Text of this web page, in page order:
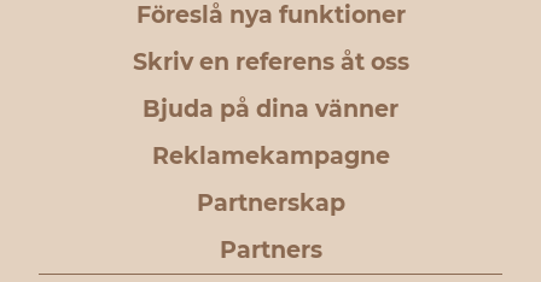
Föreslå nya funktioner
Skriv en referens åt oss
Bjuda på dina vänner
Reklamekampagne
Partnerskap
Partners